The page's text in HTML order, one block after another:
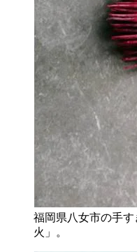
福岡県八女市の手
火」。